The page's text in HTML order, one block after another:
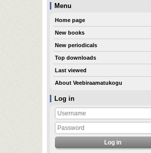
Log in
Menu
Home page
New books
New periodicals
Top downloads
Last viewed
About Veebiraamatukogu